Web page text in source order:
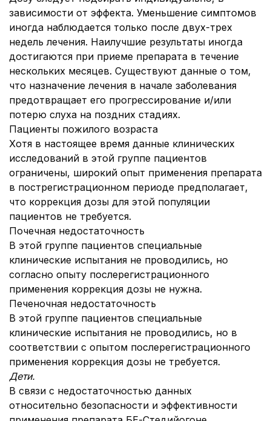
зависимости от эффекта. Уменьшение симптомов
иногда наблюдается только после двух-трех
недель лечения. Наилучшие результаты иногда
достигаются при приеме препарата в течение
нескольких месяцев. Существуют данные о том,
что назначение лечения в начале заболевания
предотвращает его прогрессирование и/или
потерю слуха на поздних стадиях.
Пациенты пожилого возраста
Хотя в настоящее время данные клинических
исследований в этой группе пациентов
ограничены, широкий опыт применения препарата
в пострегистрационном периоде предполагает,
что коррекция дозы для этой популяции
пациентов не требуется.
Почечная недостаточность
В этой группе пациентов специальные
клинические испытания не проводились, но
согласно опыту послерегистрационного
применения коррекция дозы не нужна.
Печеночная недостаточность
В этой группе пациентов специальные
клинические испытания не проводились, но в
соответствии с опытом послерегистрационного
применения коррекция дозы не требуется.
Дети.
В связи с недостаточностью данных
относительно безопасности и эффективности